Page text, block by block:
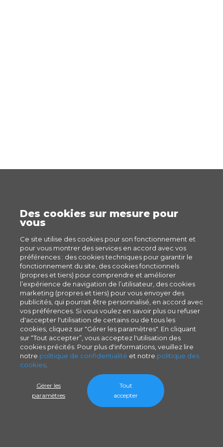
Des cookies sur mesure pour
vous
Ce site utilise des cookies pour son fonctionnement et
pour vous montrer des services en accord avec vos
préférences : des cookies techniques pour garantir le
fonctionnement du site, des cookies fonctionnels
(propres et tiers) pour comprendre et améliorer
l’expérience de navigation de l’utilisateur, des cookies
marketing (propres et tiers) pour vous envoyer des
publicités, qui pourrait être personnalisé, en accord avec
vos préférences. Si vous voulez en savoir plus ou refuser
d'accepter l'utilisation de certains ou de tous les
cookies, cliquez sur "Gérer les paramètres". En cliquant
sur “Tout accepter”, vous acceptez l'utilisation des
cookies précités. Pour plus d'informations, veuillez lire
notre politique de confidentialité et notre politique des
cookies
Gérer les
paramètres
Tout
accepter